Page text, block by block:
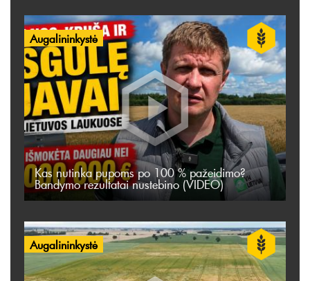
Augalininkystė
Kas nutinka pupoms po 100 % pažeidimo?
Bandymo rezultatai nustebino (VIDEO)
Augalininkystė